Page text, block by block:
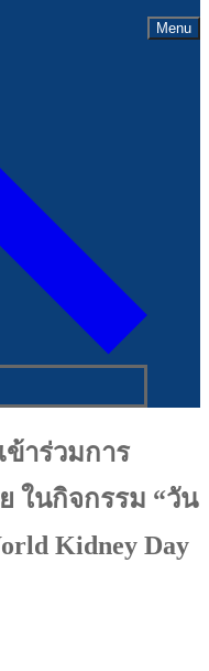
Menu
ข้าร่วมการ
ในกิจกรรม “วัน
Kidney Day